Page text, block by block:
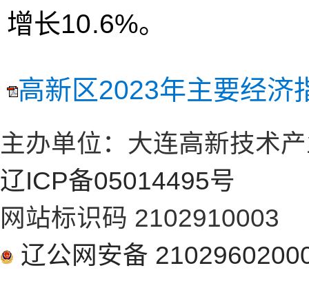
增长10.6%。
高新区2023年主要经济
主办单位：大连高新技术
辽ICP备05014495号
网站标识码 2102910003
辽公网安备